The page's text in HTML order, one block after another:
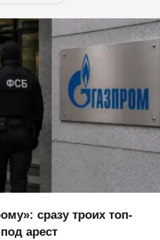
сразу троих топ-
арест